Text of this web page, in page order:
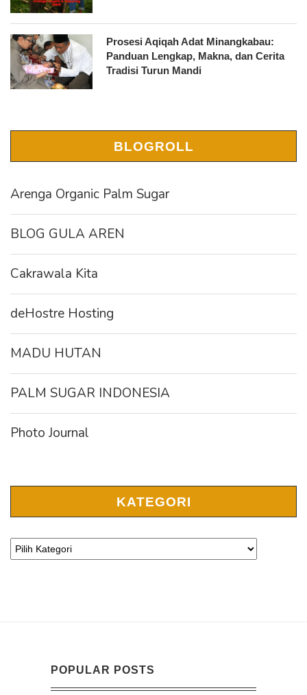
Prosesi Aqiqah Adat Minangkabau:
Panduan Lengkap, Makna, dan Cerita
Tradisi Turun Mandi
BLOGROLL
Arenga Organic Palm Sugar
BLOG GULA AREN
Cakrawala Kita
deHostre Hosting
MADU HUTAN
PALM SUGAR INDONESIA
Photo Journal
KATEGORI
POPULAR POSTS